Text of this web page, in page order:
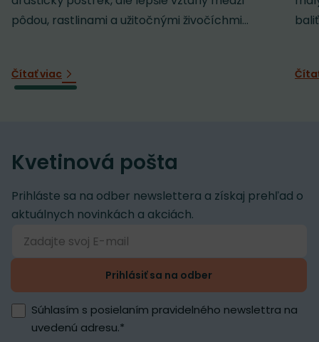
pôdou, rastlinami a užitočnými živočíchmi...
Čítať viac
Kvetinová pošta
Prihláste sa na odber newslettera a získaj prehľad o
aktuálnych novinkách a akciách.
Prihlásiť sa na odber
Súhlasím s posielaním pravidelného newslettra na
uvedenú adresu.*